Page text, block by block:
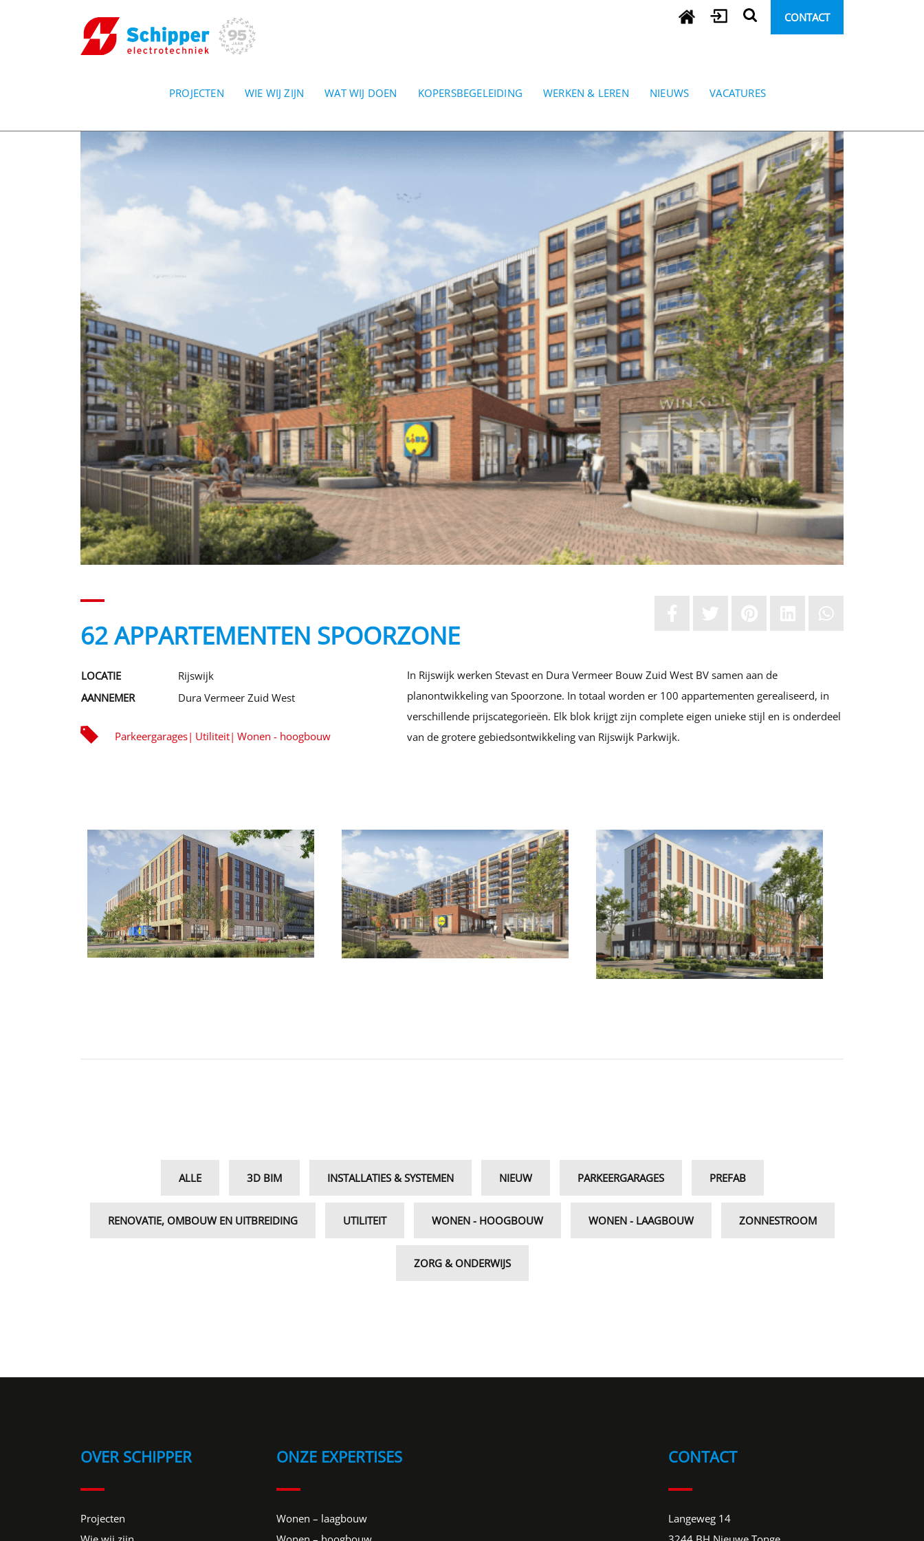
CONTACT
PROJECTEN WIE WIJ ZIJN WAT WIJ DOEN KOPERSBEGELEIDING WERKEN & LEREN NIEUWS VACATURES
62 APPARTEMENTEN SPOORZONE
LOCATIE
Rijswijk
AANNEMER
Dura Vermeer Zuid West
Parkeergarages Utiliteit Wonen - hoogbouw
In Rijswijk werken Stevast en Dura Vermeer Bouw Zuid West BV samen aan de
planontwikkeling van Spoorzone. In totaal worden er 100 appartementen gerealiseerd, in
verschillende prijscategorieën. Elk blok krijgt zijn complete eigen unieke stijl en is onderdeel
van de grotere gebiedsontwikkeling van Rijswijk Parkwijk.
ALLE 3D BIM INSTALLATIES & SYSTEMEN NIEUW PARKEERGARAGES PREFAB
RENOVATIE, OMBOUW EN UITBREIDING UTILITEIT WONEN - HOOGBOUW WONEN - LAAGBOUW ZONNESTROOM
ZORG & ONDERWIJS
OVER SCHIPPER
Projecten
ONZE EXPERTISES
Wonen – laagbouw
CONTACT
Langeweg 14